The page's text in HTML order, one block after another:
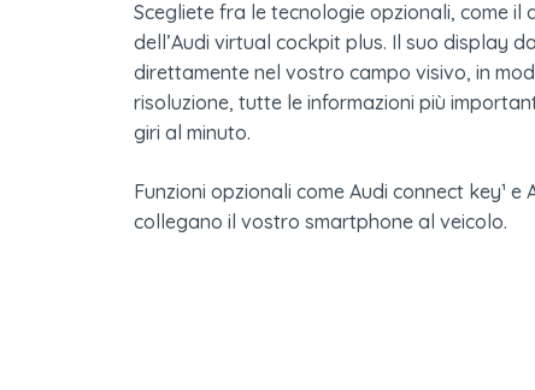
Scegliete fra le tecnologie opzionali, come il
dell’Audi virtual cockpit plus. Il suo display
direttamente nel vostro campo visivo, in
risoluzione, tutte le informazioni più
giri al minuto.
Funzioni opzionali come Audi connect key¹ e
collegano il vostro smartphone al veicolo.